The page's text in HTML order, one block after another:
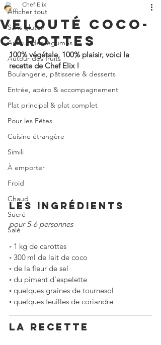
Afficher tout
Sans gluten
Autour des légumes
Autour des fruits
Boulangerie, pâtisserie & desserts
Entrée, apéro & accompagnement
Plat principal & plat complet
Pour les Fêtes
Cuisine étrangère
Simili
À emporter
Froid
Chaud
Sucré
Salé
VELOUTÉ COCO-
CAROTTES
Chef Elix
100% végétale, 100% plaisir, voici la
recette de Chef Elix !
LES INGRÉDIENTS
pour 5-6 personnes
◦ 1 kg de carottes
◦ 300 ml de lait de coco
◦ de la fleur de sel
◦ du piment d’espelette
◦ quelques graines de tournesol
◦ quelques feuilles de coriandre
LA RECETTE